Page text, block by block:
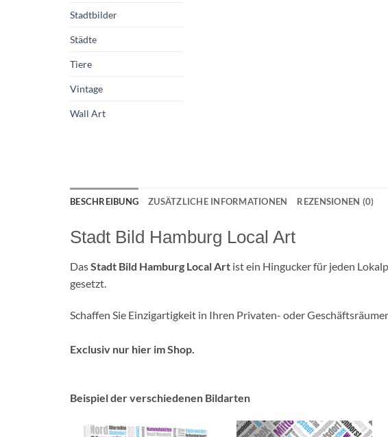
Stadtbilder
Städte
Tiere
Vintage
Wall Art
BESCHREIBUNG ZUSÄTZLICHE INFORMATIONEN REZENSIONEN (0)
Stadt Bild Hamburg Local Art
DasStadt Bild Hamburg Local Art ist ein Hingucker für jeden
gesetzt.
Schaffen Sie Einzigartigkeit in Ihren Privaten- oder
Exclusiv nur hier im Shop.
Beispiel der verschiedenen Bildarten